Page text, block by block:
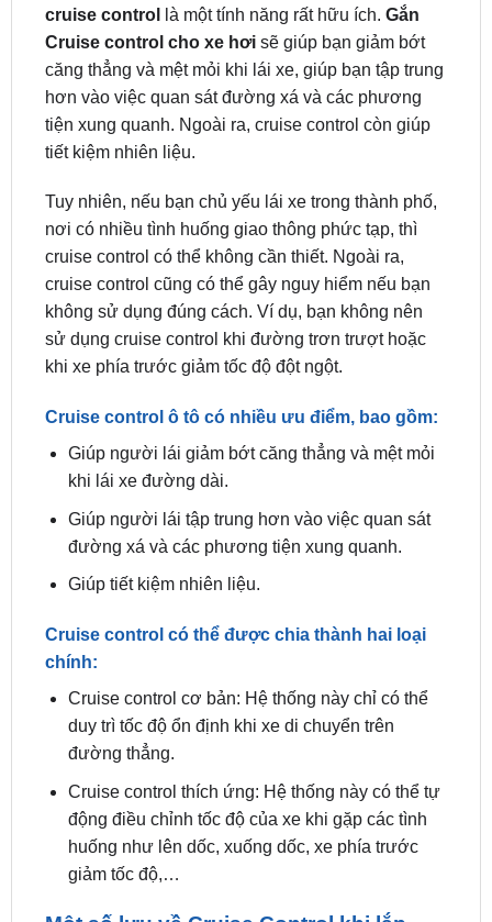
căng thẳng và mệt mỏi khi lái xe, giúp bạn tập trung
hơn vào việc quan sát đường xá và các phương
tiện xung quanh. Ngoài ra, cruise control còn giúp
tiết kiệm nhiên liệu.
Tuy nhiên, nếu bạn chủ yếu lái xe trong thành phố,
cruise control có thể không cần thiết. Ngoài ra,
cruise control cũng có thể gây nguy hiểm nếu bạn
không sử dụng đúng cách. Ví dụ, bạn không nên
sử dụng cruise control khi đường trơn trượt hoặc
khi xe phía trước giảm tốc độ đột ngột.
Cruise control ô tô có nhiều ưu điểm, bao gồm:
khi lái xe đường dài.
Giúp người lái tập trung hơn vào việc quan sát
đường xá và các phương tiện xung quanh.
Giúp tiết kiệm nhiên liệu.
Cruise control có thể được chia thành hai loại
Cruise control cơ bản: Hệ thống này chỉ có thể
duy trì tốc độ ổn định khi xe di chuyển trên
đường thẳng.
Cruise control thích ứng: Hệ thống này có thể tự
động điều chỉnh tốc độ của xe khi gặp các tình
huống như lên dốc, xuống dốc, xe phía trước
giảm tốc độ,…
Một số lưu về Cruise Control khi lắp